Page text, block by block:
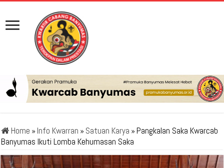
Home » Info Kwarran » Satuan Karya »Pangkalan Saka Kwarcab
Banyumas Ikuti Lomba Kehumasan Saka